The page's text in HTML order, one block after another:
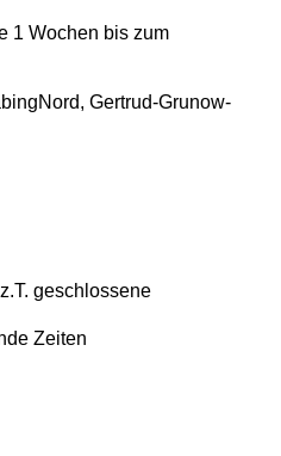
1 Wochen bis zum
Gertrud-Grunow-
geschlossene
Zeiten